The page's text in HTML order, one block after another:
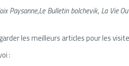
Paysanne,Le Bulletin bolchevik, La Vie
les meilleurs articles pour les
: